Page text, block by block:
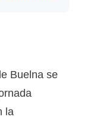
Buelna se
la